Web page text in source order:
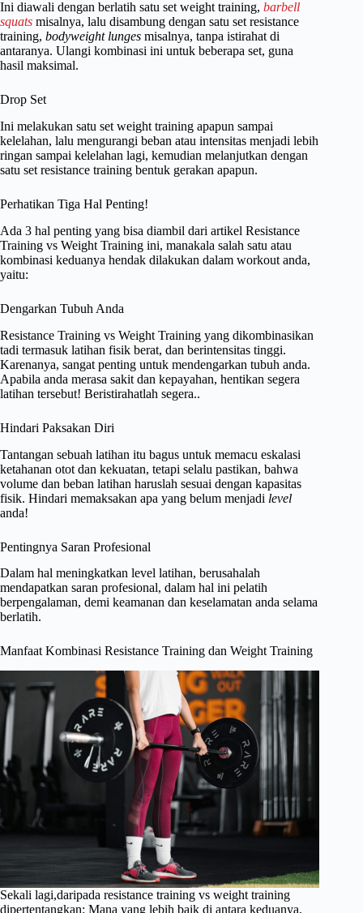
Ini diawali dengan berlatih satu set weight training, barbell
squats misalnya, lalu disambung dengan satu set resistance
training, bodyweight lunges misalnya, tanpa istirahat di
antaranya. Ulangi kombinasi ini untuk beberapa set, guna
hasil maksimal.
Drop Set
Ini melakukan satu set weight training apapun sampai
kelelahan, lalu mengurangi beban atau intensitas menjadi lebih
ringan sampai kelelahan lagi, kemudian melanjutkan dengan
satu set resistance training bentuk gerakan apapun.
Perhatikan Tiga Hal Penting!
Ada 3 hal penting yang bisa diambil dari artikel Resistance
Training vs Weight Training ini, manakala salah satu atau
kombinasi keduanya hendak dilakukan dalam workout anda,
yaitu:
Dengarkan Tubuh Anda
Resistance Training vs Weight Training yang dikombinasikan
tadi termasuk latihan fisik berat, dan berintensitas tinggi.
Karenanya, sangat penting untuk mendengarkan tubuh anda.
Apabila anda merasa sakit dan kepayahan, hentikan segera
latihan tersebut! Beristirahatlah segera..
Hindari Paksakan Diri
Tantangan sebuah latihan itu bagus untuk memacu eskalasi
ketahanan otot dan kekuatan, tetapi selalu pastikan, bahwa
volume dan beban latihan haruslah sesuai dengan kapasitas
fisik. Hindari memaksakan apa yang belum menjadi level
anda!
Pentingnya Saran Profesional
Dalam hal meningkatkan level latihan, berusahalah
mendapatkan saran profesional, dalam hal ini pelatih
berpengalaman, demi keamanan dan keselamatan anda selama
berlatih.
Manfaat Kombinasi Resistance Training dan Weight Training
Sekali lagi,daripada resistance training vs weight training
dipertentangkan: Mana yang lebih baik di antara keduanya,